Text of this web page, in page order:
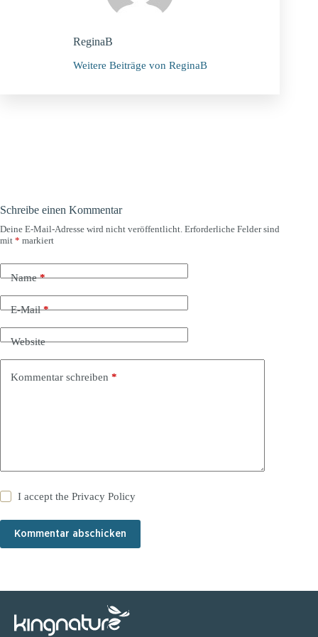
ReginaB
Weitere Beiträge von ReginaB
Schreibe einen Kommentar
Deine E-Mail-Adresse wird nicht veröffentlicht. Erforderliche Felder sind
mit * markiert
Name*
E-Mail*
Website
Kommentar schreiben *
I accept thePrivacy Policy
Kommentar abschicken